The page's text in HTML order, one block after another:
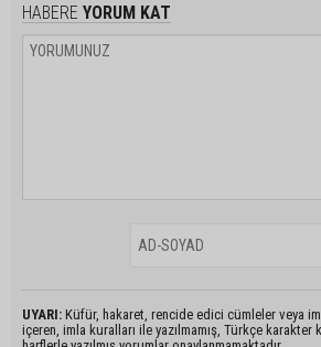
HABERE YORUM KAT
UYARI: Küfür, hakaret, rencide edici cümleler veya
içeren, imla kuralları ile yazılmamış, Türkçe karakter